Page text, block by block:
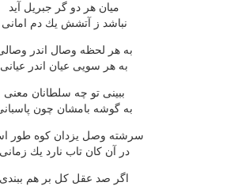
میان هر دو گر جبریل آید
نباشد ز آتشش یك دم امانی
به هر لحظه وصال اندر
به هر سویی عیان اندر عیانی
ببینی تو چه سلطانان معنی
به گوشه بامشان چون
سرشته وصل یزدان كوه طور
در آن كان تاب نارد یك زمانی
اگر صد عقل كل بر هم ببندی